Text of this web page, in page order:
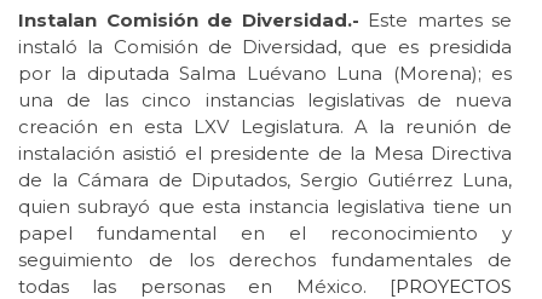
Instalan Comisión de Diversidad.- Este martes se
instaló la Comisión de Diversidad, que es presidida
por la diputada Salma Luévano Luna (Morena); es
una de las cinco instancias legislativas de nueva
creación en esta LXV Legislatura. A la reunión de
instalación asistió el presidente de la Mesa Directiva
de la Cámara de Diputados, Sergio Gutiérrez Luna,
quien subrayó que esta instancia legislativa tiene un
papel fundamental en el reconocimiento y
seguimiento de los derechos fundamentales de
todas las personas en México. [PROYECTOS